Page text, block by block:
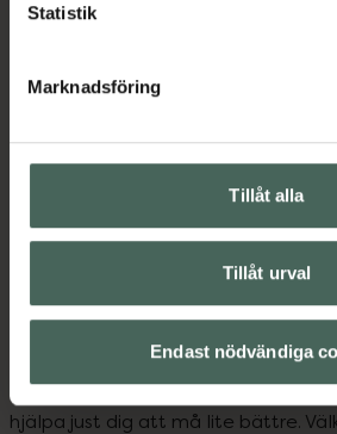
Statistik
Marknadsföring
Tillåt alla
Tillåt urval
Endast nödvändiga
Bipacksedel från FASS
Produktmärkningar och
syd till Lappland i norr, och online i
datorn. Oavsett vem du är så är
hjälpa just dig att må lite bättre.